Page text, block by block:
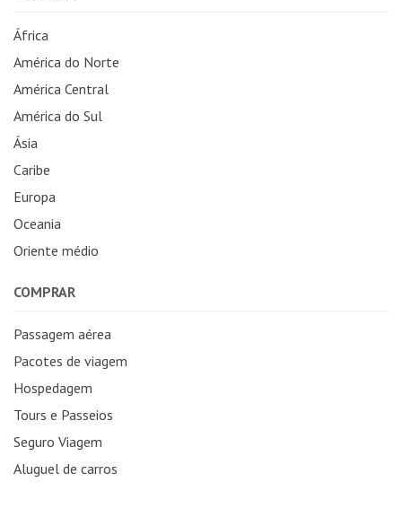
África
América do Norte
América Central
América do Sul
Ásia
Caribe
Europa
Oceania
Oriente médio
COMPRAR
Passagem aérea
Pacotes de viagem
Hospedagem
Tours e Passeios
Seguro Viagem
Aluguel de carros